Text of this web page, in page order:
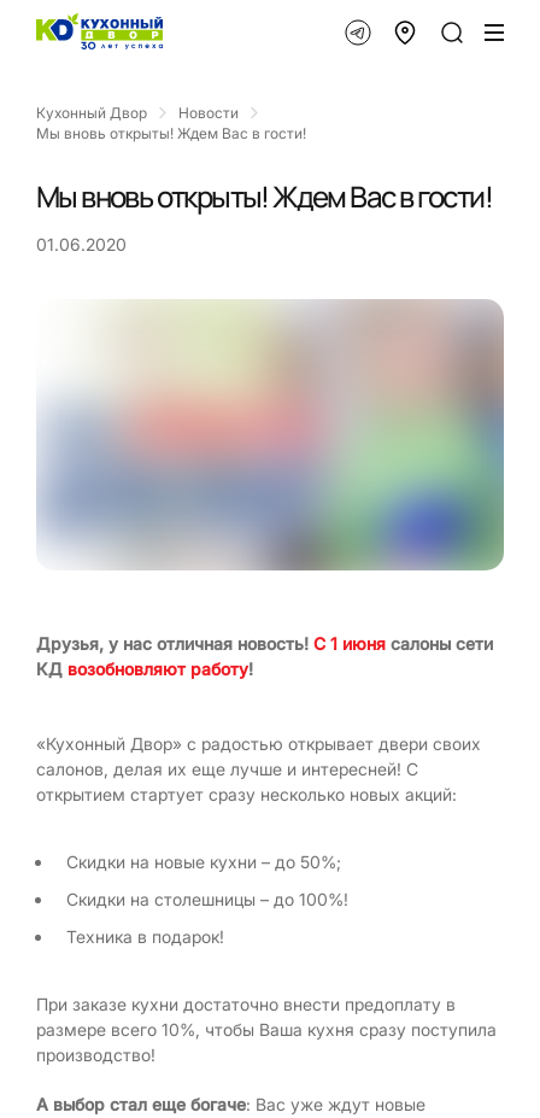
Кухонный Двор
Новости
Мы вновь открыты! Ждем Вас в гости!
Мы вновь открыты! Ждем Вас в гости!
01.06.2020
Друзья, у нас отличная новость! С 1 июня салоны сети
КД возобновляют работу!
«Кухонный Двор» с радостью открывает двери своих
салонов, делая их еще лучше и интересней! С
открытием стартует сразу несколько новых акций:
Скидки на новые кухни – до 50%;
Скидки на столешницы – до 100%!
Техника в подарок!
При заказе кухни достаточно внести предоплату в
размере всего 10%, чтобы Ваша кухня сразу поступила
производство!
А выбор стал еще богаче: Вас уже ждут новые